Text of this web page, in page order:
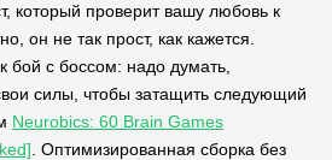
который проверит вашу любовь к
он не так прост, как кажется.
бой с боссом: надо думать,
силы, чтобы затащить следующий
Neurobics: 60 Brain Games
. Оптимизированная сборка без